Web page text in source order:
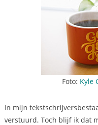
Foto: Kyle
In mijn
verstuurd. Toch blijf ik dat